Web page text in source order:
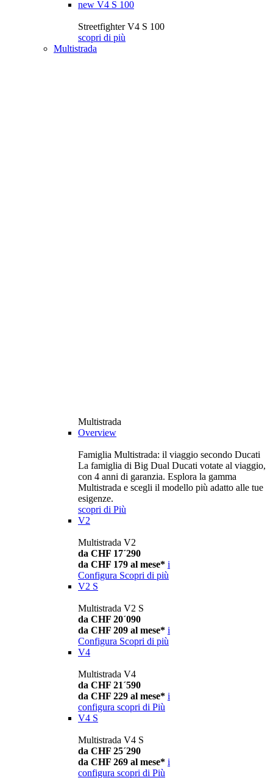
new V4 S 100
Streetfighter V4 S 100
scopri di più
Multistrada
Multistrada
Overview
Famiglia Multistrada: il viaggio secondo Ducati
La famiglia di Big Dual Ducati votate al viaggio,
con 4 anni di garanzia. Esplora la gamma
Multistrada e scegli il modello più adatto alle tue
esigenze.
scopri di Più
V2
Multistrada V2
da CHF 17´290
da CHF 179 al mese* i
Configura Scopri di più
V2 S
Multistrada V2 S
da CHF 20´090
da CHF 209 al mese* i
Configura Scopri di più
V4
Multistrada V4
da CHF 21´590
da CHF 229 al mese* i
configura scopri di Più
V4 S
Multistrada V4 S
da CHF 25´290
da CHF 269 al mese* i
configura scopri di Più